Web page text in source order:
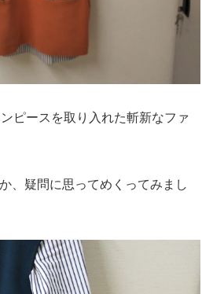
ピースを取り入れた斬新なファ
、疑問に思ってめくってみまし